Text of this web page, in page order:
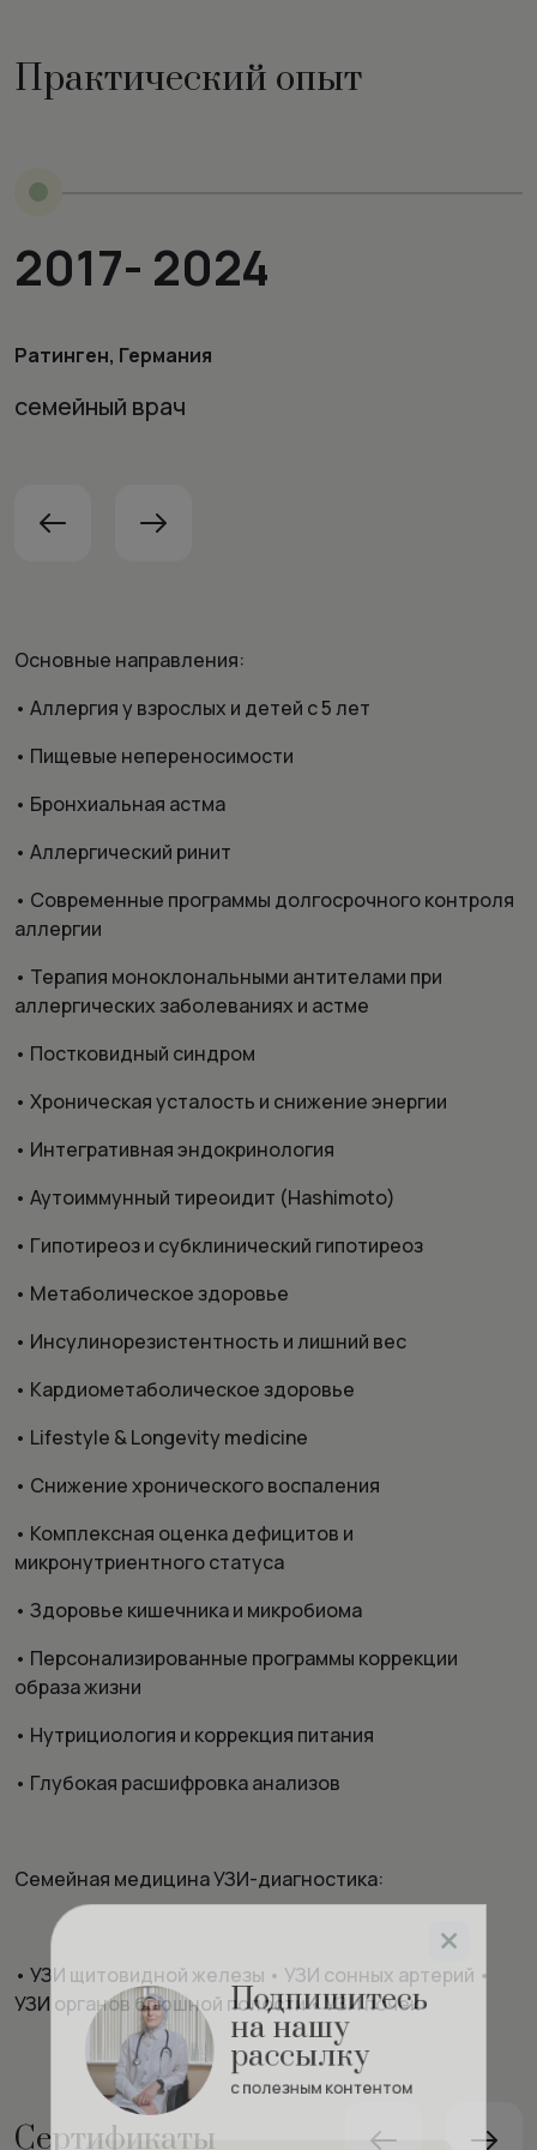
Практический опыт
2017- 2024
Ратинген, Германия
семейный врач
Основные направления:
• Аллергия у взрослых и детей с 5 лет
• Пищевые непереносимости
• Бронхиальная астма
• Аллергический ринит
• Современные программы долгосрочного контроля
аллергии
• Терапия моноклональными антителами при
аллергических заболеваниях и астме
• Постковидный синдром
• Хроническая усталость и снижение энергии
• Интегративная эндокринология
• Аутоиммунный тиреоидит (Hashimoto)
• Гипотиреоз и субклинический гипотиреоз
• Метаболическое здоровье
• Инсулинорезистентность и лишний вес
• Кардиометаболическое здоровье
• Lifestyle & Longevity medicine
• Снижение хронического воспаления
• Комплексная оценка дефицитов и
микронутриентного статуса
• Здоровье кишечника и микробиома
• Персонализированные программы коррекции
образа жизни
• Нутрициология и коррекция питания
• Глубокая расшифровка анализов
Семейная медицина УЗИ-диагностика:
• УЗИ щитовидной железы • УЗИ сонных артерий •
УЗИ органов брюшной полости • УЗИ почек
Сертификаты
Подпишитесь
на нашу
рассылку
с полезным контентом